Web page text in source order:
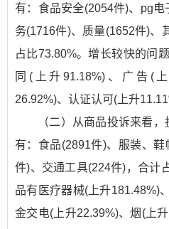
有：食品安全(2054件)、pg
务(1716件)、质量(1652件)、
占比73.80%。增长较快的问
同(上升91.18%)、广告(
26.92%)、认证认可(上升
（二）从商品投诉来看
有：食品(2891件)、服装、
件)、交通工具(224件)，合计
品有医疗器械(上升181.48%)
金交电(上升22.39%)、烟(上